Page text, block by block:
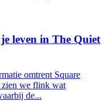
leven in The Quiet
omtrent Square
we flink wat
de...